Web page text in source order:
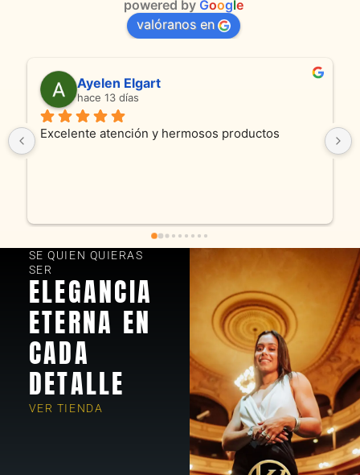
powered by Google
valóranos en
Anmamaca
hace 23 días
Son absolutamente espectaculares tanto
SE QUIEN QUIERAS
SER
ELEGANCIA
ETERNA EN
CADA
DETALLE
VER TIENDA